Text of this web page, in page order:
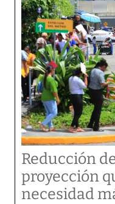
Reducción
proyección
necesidad